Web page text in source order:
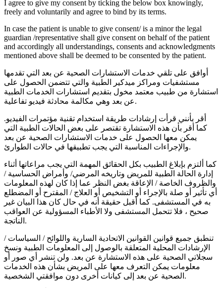
I agree to give my consent by ticking the below box knowingly,
freely and voluntarily and agree to bind by its terms.
In case the patient is unable to give consent/ is a minor the legal
guardian /representative shall give consent on behalf of the patient
and accordingly all understandings, consents and acknowledgments
mentioned above shall be deemed to be consented by the patient.
أوافق على تلقي خدمات الاستشارات الصحية عن بعد التي تقدمها
مستشفيات ومراكز ميدكير الطبية والتي تتضمن الحصول على
استشارة من طبيب معتمد مخول بتقديم استشارات الخدمات الطبية
عن بعد وهي مكالمة محادثة فيديو تفاعلية.
أقر بأنني قرأت إرشادات طريقة استخدام تقنية مؤتمرات الفيديو.
كما أقر بأن هذه الاستشارة تقتصر على بعض الحالات الطبية التي
يمكن معها الحصول على خدمات الاستشارات الصحية عن بعد
والإجراءات المناسبة التي يجب تطبيقها في حالات الطوارئ.
كما ألتزم بإبلاغ الطبيب بكل الحقائق المهمة التي يجب مراعاتها أثناء
إدارة الحالة الطبية للمريض وتاريخه المرضي/ وأمراض الحساسية /
والظروف الخاصة / الإعاقة بغض النظر عما إذا كان لهذه المعلومات
أي تأثير أو صلة بالإجراء أو التشخيص أو العلاج / المقترح أو المضطلع
به في المستشفى. كما أقبل حقيقة أنه في حال كان هذا البيان غير
صحيح ، فلا تتحمل المستشفى ولا الأطباء المسؤولية عن العواقب
الناتجة.
تنطبق جميع قوانين القوانين الاتحادية السارية واللوائح / السياسات /
الإرشادات المحلية المتعلقة بالوصول إلى المعلومات الطبية ونسخ
سجلاتي الصحية على هذه الاستشارة عن بعد. ولن تنشر أي صور أو
معلومات يمكن التعرف معها على المريض بشأن هذه الخدمات
الصحية عن بعد إلى كيانات أخرى دون موافقتي الشخصية.